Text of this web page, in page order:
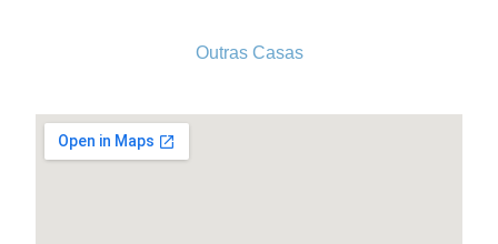
Outras Casas